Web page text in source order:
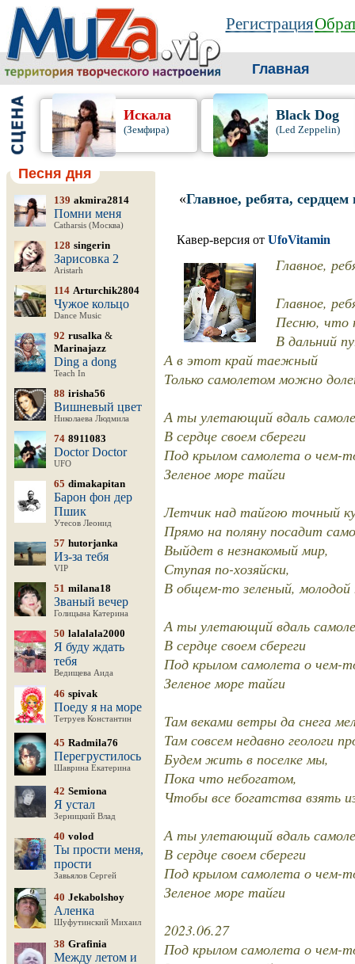
Регистрация
Главная
Искала
(Земфира)
Black Dog
(Led Zeppelin)
Песня дня
139 akmira2814
Помни меня
Catharsis (Москва)
128 singerin
Зарисовка 2
Aristarh
114 Arturchik2804
Чужое кольцо
Dance Music
92 rusalka &
Marinajazz
Ding a dong
Teach In
88 irisha56
Вишневый цвет
Николаева Людмила
74 8911083
Doctor Doctor
UFO
65 dimakapitan
Барон фон дер
Пшик
Утесов Леонид
57 hutorjanka
Из-за тебя
VIP
51 milana18
Званый вечер
Голицына Катерина
50 lalalala2000
Я буду ждать
тебя
Ведищева Аида
46 spivak
Поеду я на море
Тетруев Константин
45 Radmila76
Перегрустилось
Шаврина Екатерина
42 Semiona
Я устал
Зерницкий Влад
40 volod
Ты прости меня,
прости
Завьялов Сергей
40 Jekabolshoy
Аленка
Шуфутинский Михаил
38 Grafinia
Между летом и
«Главное, ребята, сердцем
Кавер-версия от UfoVitamin
Главное,
Главное,
Песню, что
В дальний
А в этот край таежный
Только самолетом можно
А ты улетающий вдаль
В сердце своем сбереги
Под крылом самолета о чем-
Зеленое море тайги
Летчик над тайгою точный
Прямо на поляну посадит
Выйдет в незнакомый мир,
Ступая по-хозяйски,
В общем-то зеленый, молодой
А ты улетающий вдаль
В сердце своем сбереги
Под крылом самолета о чем-
Зеленое море тайги
Там веками ветры да снега
Там совсем недавно геологи
Будем жить в поселке мы,
Пока что небогатом,
Чтобы все богатства взять
А ты улетающий вдаль
В сердце своем сбереги
Под крылом самолета о чем-
Зеленое море тайги
2023.06.27
Под крылом самолета о чем-